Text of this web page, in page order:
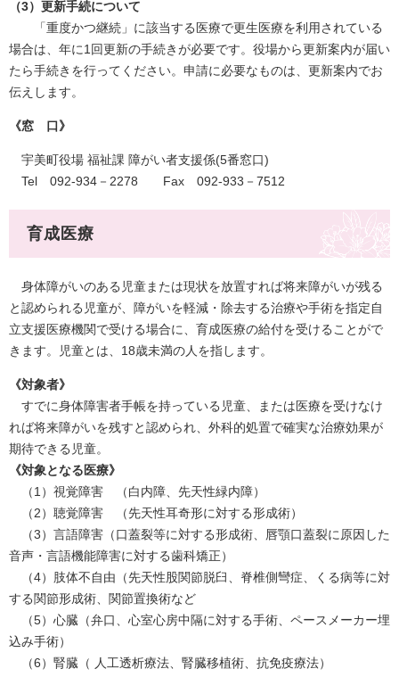
（3）更新手続について
「重度かつ継続」に該当する医療で更生医療を利用されている
場合は、年に1回更新の手続きが必要です。役場から更新案内が届い
たら手続きを行ってください。申請に必要なものは、更新案内でお
伝えします。
《窓 口》
宇美町役場 福祉課 障がい者支援係(5番窓口)
Tel 092-934－2278 Fax 092-933－7512
育成医療
身体障がいのある児童または現状を放置すれば将来障がいが残る
と認められる児童が、障がいを軽減・除去する治療や手術を指定自
立支援医療機関で受ける場合に、育成医療の給付を受けることがで
きます。児童とは、18歳未満の人を指します。
《対象者》
すでに身体障害者手帳を持っている児童、または医療を受けなけ
れば将来障がいを残すと認められ、外科的処置で確実な治療効果が
期待できる児童。
《対象となる医療》
（1）視覚障害 （白内障、先天性緑内障）
（2）聴覚障害 （先天性耳奇形に対する形成術）
（3）言語障害（口蓋裂等に対する形成術、唇顎口蓋裂に原因した
音声・言語機能障害に対する歯科矯正）
（4）肢体不自由（先天性股関節脱臼、脊椎側彎症、くる病等に対
する関節形成術、関節置換術など
（5）心臓（弁口、心室心房中隔に対する手術、ペースメーカー埋
込み手術）
（6）腎臓（ 人工透析療法、腎臓移植術、抗免疫療法）